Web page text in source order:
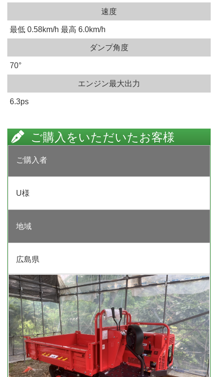
速度
最低 0.58km/h 最高 6.0km/h
ダンプ角度
70°
エンジン最大出力
6.3ps
ご購入をいただいたお客様
ご購入者
U様
地域
広島県